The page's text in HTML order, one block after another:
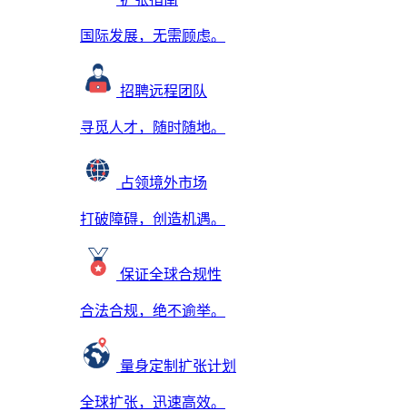
国际发展，无需顾虑。
招聘远程团队
寻觅人才，随时随地。
占领境外市场
打破障碍，创造机遇。
保证全球合规性
合法合规，绝不逾举。
量身定制扩张计划
全球扩张，迅速高效。